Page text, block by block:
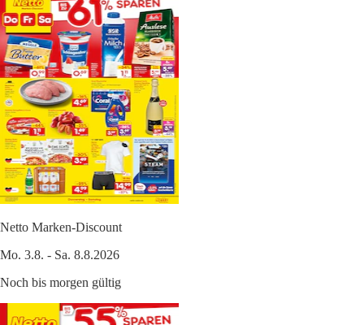
Netto Marken-Discount
Mo. 3.8. - Sa. 8.8.2026
Noch bis morgen gültig